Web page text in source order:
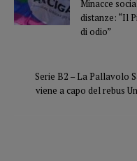
Minacce
distanze: “Il
di odio”
Serie B2 – La Pallavolo
viene a capo del rebus